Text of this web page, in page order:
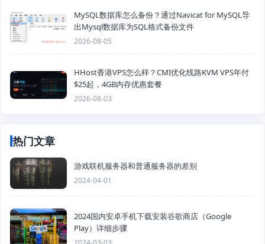
MySQL数据库怎么备份？通过Navicat for MySQL导
出Mysql数据库为SQL格式备份文件
2026-08-05
HHost香港VPS怎么样？CMI优化线路KVM VPS年付
$25起，4GB内存优惠套餐
2026-08-03
热门文章
游戏联机服务器和普通服务器的差别
2024-04-01
2024国内安卓手机下载安装谷歌商店（Google
Play）详细步骤